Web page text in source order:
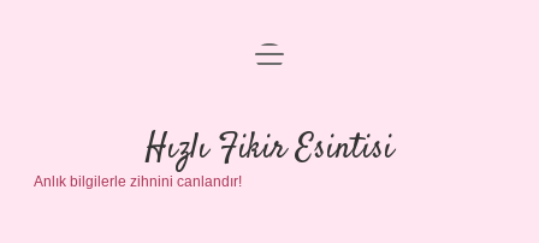
Anasayfa
Gizlilik Politikası
Yasal Uyarı
menüyü
Hızlı Fikir Esintisi
Anlık bilgilerle zihnini canlandır!